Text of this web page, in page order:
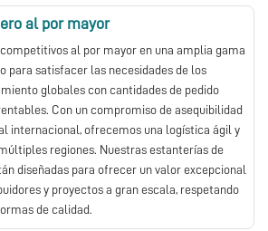
al por mayor
al por mayor en una amplia gama
para satisfacer las necesidades de los
globales con cantidades de pedido
Con un compromiso de asequibilidad
internacional, ofrecemos una logística ágil y
regiones. Nuestras estanterías de
diseñadas para ofrecer un valor excepcional
y proyectos a gran escala, respetando
de calidad.